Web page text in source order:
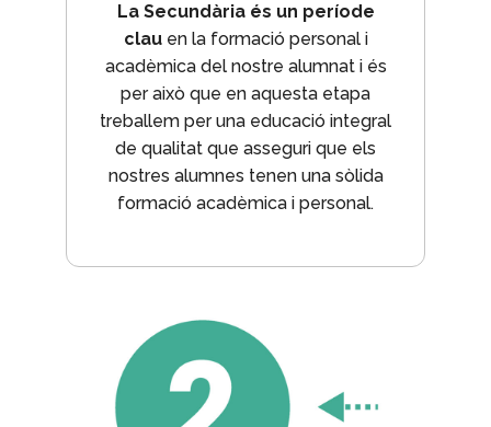
La Secundària és un període
clauen la formació personal i
acadèmica del nostre alumnat i és
per això que en aquesta etapa
treballem per una educació integral
de qualitat que asseguri que els
nostres alumnes tenen una sòlida
formació acadèmica i personal.